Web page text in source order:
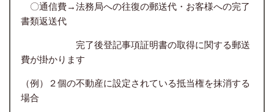
〇通信費→法務局への往復の郵送代・お客様への完了
書類返送代
完了後登記事項証明書の取得に関する郵送
費が掛かります
（例）２個の不動産に設定されている抵当権を抹消する
場合